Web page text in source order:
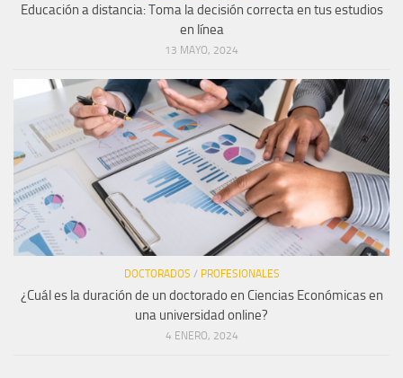
Educación a distancia: Toma la decisión correcta en tus estudios
en línea
13 MAYO, 2024
DOCTORADOS / PROFESIONALES
¿Cuál es la duración de un doctorado en Ciencias Económicas en
una universidad online?
4 ENERO, 2024